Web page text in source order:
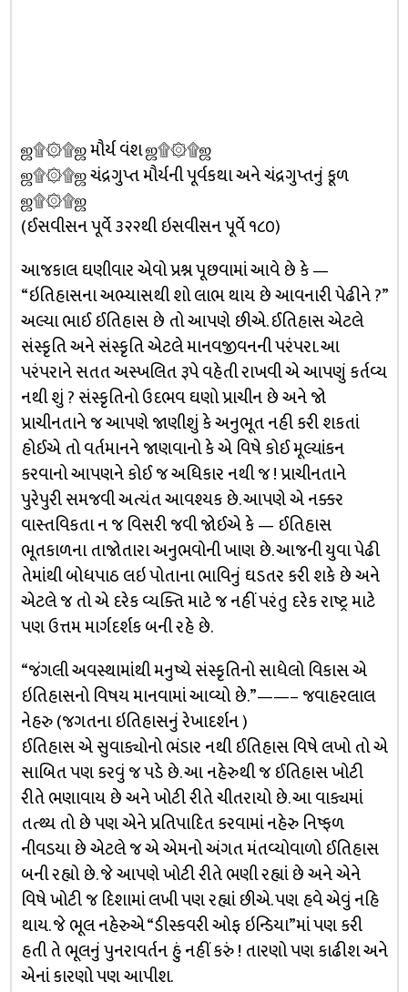
ஜ۩۞۩ஜ મૌર્ય વંશ ஜ۩۞۩ஜ
ஜ۩۞۩ஜ ચંદ્રગુપ્ત મૌર્યની પૂર્વકથા અને ચંદ્રગુપ્તનું કૂળ
ஜ۩۞۩ஜ
(ઈસવીસન પૂર્વે ૩૨૨થી ઇસવીસન પૂર્વે ૧૮૦)
આજકાલ ઘણીવાર એવો પ્રશ્ન પૂછવામાં આવે છે કે —
“ઇતિહાસના અભ્યાસથી શો લાભ થાય છે આવનારી પેઢીને ?”
અલ્યા ભાઈ ઈતિહાસ છે તો આપણે છીએ. ઈતિહાસ એટલે
સંસ્કૃતિ અને સંસ્કૃતિ એટલે માનવજીવનની પરંપરા. આ
પરંપરાને સતત અસ્ખલિત રૂપે વહેતી રાખવી એ આપણું કર્તવ્ય
નથી શું ? સંસ્કૃતિનો ઉદભવ ઘણો પ્રાચીન છે અને જો
પ્રાચીનતાને જ આપણે જાણીશું કે અનુભૂત નહી કરી શકતાં
હોઈએ તો વર્તમાનને જાણવાનો કે એ વિષે કોઈ મૂલ્યાંકન
કરવાનો આપણને કોઈ જ અધિકાર નથી જ ! પ્રાચીનતાને
પુરેપુરી સમજવી અત્યંત આવશ્યક છે. આપણે એ નક્કર
વાસ્તવિકતા ન જ વિસરી જવી જોઈએ કે — ઈતિહાસ
ભૂતકાળના તાજોતારા અનુભવોની ખાણ છે. આજની યુવા પેઢી
તેમાંથી બોધપાઠ લઇ પોતાના ભાવિનું ઘડતર કરી શકે છે અને
એટલે જ તો એ દરેક વ્યક્તિ માટે જ નહીં પરંતુ દરેક રાષ્ટ્ર માટે
પણ ઉત્તમ માર્ગદર્શક બની રહે છે.
“જંગલી અવસ્થામાંથી મનુષ્યે સંસ્કૃતિનો સાધેલો વિકાસ એ
ઇતિહાસનો વિષય માનવામાં આવ્યો છે.”——– જવાહરલાલ
નેહરુ (જગતના ઇતિહાસનું રેખાદર્શન )
ઈતિહાસ એ સુવાક્યોનો ભંડાર નથી ઈતિહાસ વિષે લખો તો એ
સાબિત પણ કરવું જ પડે છે. આ નહેરુથી જ ઈતિહાસ ખોટી
રીતે ભણાવાય છે અને ખોટી રીતે ચીતરાયો છે. આ વાક્યમાં
તત્થ્ય તો છે પણ એને પ્રતિપાદિત કરવામાં નહેરુ નિષ્ફળ
નીવડયા છે એટલે જ એ એમનો અંગત મંતવ્યોવાળો ઈતિહાસ
બની રહ્યો છે. જે આપણે ખોટી રીતે ભણી રહ્યાં છે અને એને
વિષે ખોટી જ દિશામાં લખી પણ રહ્યાં છીએ. પણ હવે એવું નહિ
થાય. જે ભૂલ નહેરુએ “ડીસ્કવરી ઓફ ઇન્ડિયા”માં પણ કરી
હતી તે ભૂલનું પુનરાવર્તન હું નહીં કરું ! તારણો પણ કાઢીશ અને
એનાં કારણો પણ આપીશ.